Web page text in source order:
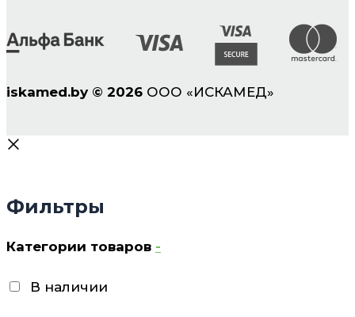
iskamed.by © 2026 ООО «ИСКАМЕД»
Фильтры
Категории товаров -
В наличии